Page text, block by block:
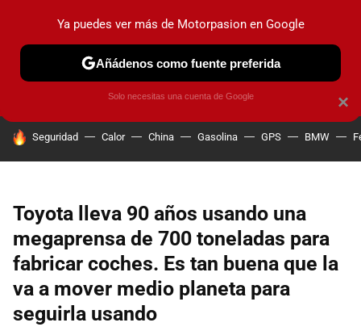
PRUEBAS COCHES ELÉCTRICOS OBSERVATORIO
HOY SE HABLA DE
Seguridad Calor China Gasolina GPS BMW
Toyota lleva 90 años usando una
megaprensa de 700 toneladas para
fabricar coches. Es tan buena que la
va a mover medio planeta para
seguirla usando
×
Ya puedes ver más de Motorpasion en Google
Añádenos como fuente preferida
Solo necesitas una cuenta de Google